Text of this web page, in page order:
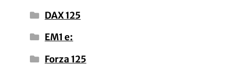
DAX 125
EM1 e:
Forza 125